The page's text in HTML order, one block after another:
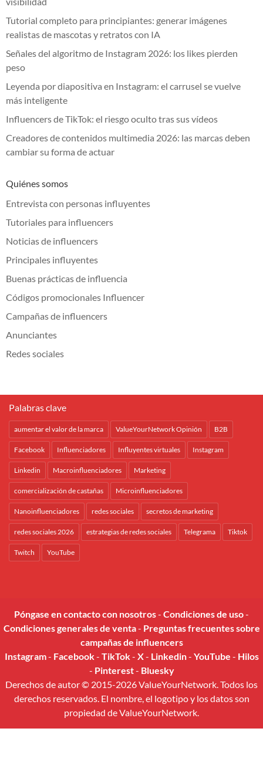
Tutorial completo para principiantes: generar imágenes
realistas de mascotas y retratos con IA
Señales del algoritmo de Instagram 2026: los likes pierden
peso
Leyenda por diapositiva en Instagram: el carrusel se vuelve
más inteligente
Influencers de TikTok: el riesgo oculto tras sus vídeos
Creadores de contenidos multimedia 2026: las marcas deben
cambiar su forma de actuar
Quiénes somos
Entrevista con personas influyentes
Tutoriales para influencers
Noticias de influencers
Principales influyentes
Buenas prácticas de influencia
Códigos promocionales Influencer
Campañas de influencers
Anunciantes
Redes sociales
Palabras clave
aumentar el valor de la marca ValueYourNetwork Opinión B2B
Facebook Influenciadores Influyentes virtuales Instagram
Linkedin Macroinfluenciadores Marketing
comercialización de castañas Microinfluenciadores
Nanoinfluenciadores redes sociales secretos de marketing
redes sociales 2026 estrategias de redes sociales Telegrama Tiktok
Twitch YouTube
Póngase en contacto con nosotros- Condiciones de uso-
Condiciones generales de venta- Preguntas frecuentes sobre
campañas de influencers
Instagram- Facebook- TikTok- X- Linkedin- YouTube - Hilos
- Pinterest- Bluesky
Derechos de autor © 2015-2026 ValueYourNetwork. Todos los
derechos reservados. El nombre, el logotipo y los datos son
propiedad de ValueYourNetwork.